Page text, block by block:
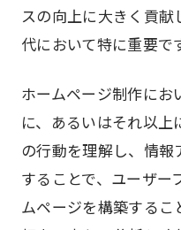
スの向上に大きく貢
代において特に重要で
ホームページ制作にお
に、あるいはそれ以上
の行動を理解し、情
することで、ユーザー
ムページを構築するこ